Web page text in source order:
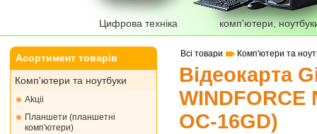
Цифрова техніка комп'ютери,
Асортимент товарів
Комп'ютери та ноутбуки
Akціі
Планшети (планшетні
комп'ютери)
Всі товари Комп'ютери та
Відеокарта
WINDFORCE
OC-16GD)